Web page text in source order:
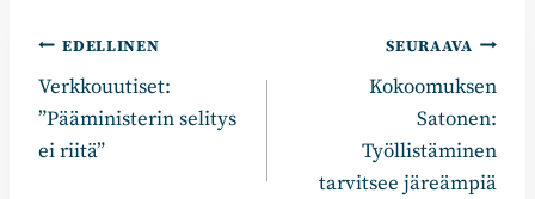
Artikkelien
selaus
EDELLINEN
Verkkouutiset:
”Pääministerin selitys
ei riitä”
SEURAAVA
Kokoomuksen
Satonen:
Työllistäminen
tarvitsee järeämpiä